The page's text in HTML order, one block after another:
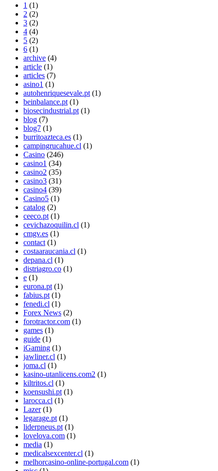
1 (1)
2 (2)
3 (2)
4 (4)
5 (2)
6 (1)
archive (4)
article (1)
articles (7)
asino1 (1)
autohenriquesevale.pt (1)
beinbalance.pt (1)
biosecindustrial.pt (1)
blog (7)
blog7 (1)
burritoazteca.es (1)
campingrucahue.cl (1)
Casino (246)
casino1 (34)
casino2 (35)
casino3 (31)
casino4 (39)
Casino5 (1)
catalog (2)
ceeco.pt (1)
cevichazoquilin.cl (1)
cmgv.es (1)
contact (1)
costaaraucania.cl (1)
depana.cl (1)
distriagro.co (1)
e (1)
eurona.pt (1)
fabius.pt (1)
fenedi.cl (1)
Forex News (2)
forotractor.com (1)
games (1)
guide (1)
iGaming (1)
jawliner.cl (1)
joma.cl (1)
kasino-utanlicens.com2 (1)
kiltritos.cl (1)
koensushi.pt (1)
larocca.cl (1)
Lazer(1)
legarage.pt (1)
liderpneus.pt (1)
lovelova.com (1)
media (1)
medicalsexcenter.cl (1)
melhorcasino-online-portugal.com (1)